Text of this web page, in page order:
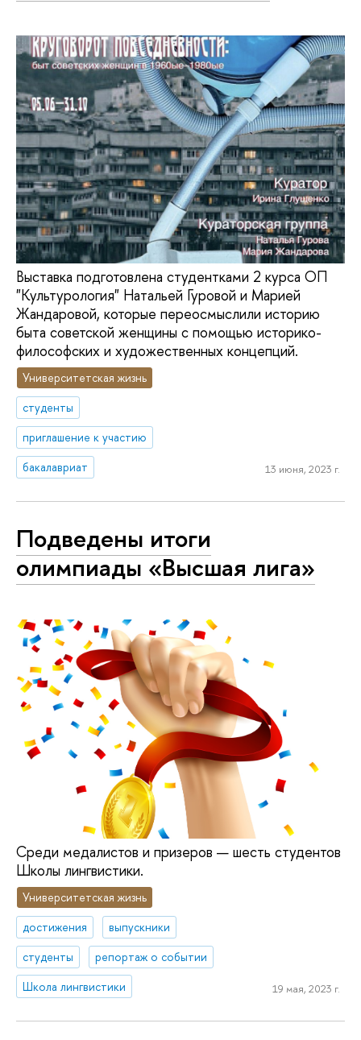
Выставка подготовлена студентками 2 курса ОП
"Культурология" Натальей Гуровой и Марией
Жандаровой, которые переосмыслили историю
быта советской женщины с помощью историко-
философских и художественных концепций.
Университетская жизнь
студенты
приглашение к участию
бакалавриат
13 июня, 2023 г.
Подведены итоги
олимпиады «Высшая лига»
Среди медалистов и призеров — шесть студентов
Школы лингвистики.
Университетская жизнь
достижения
выпускники
студенты
репортаж о событии
Школа лингвистики
19 мая, 2023 г.